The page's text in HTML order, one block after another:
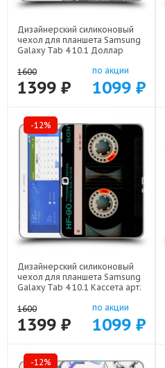
Дизайнерский силиконовый
чехол для планшета Samsung
Galaxy Tab 4 10.1 Доллар
1600
1399 ₽
по акции
1099 ₽
-12%
Дизайнерский силиконовый
чехол для планшета Samsung
Galaxy Tab 4 10.1 Кассета арт:
1600
1399 ₽
по акции
1099 ₽
-12%